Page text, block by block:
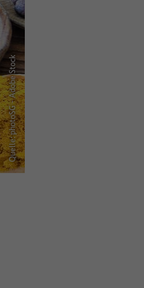
Quelle: photoSG - Adobe Stock